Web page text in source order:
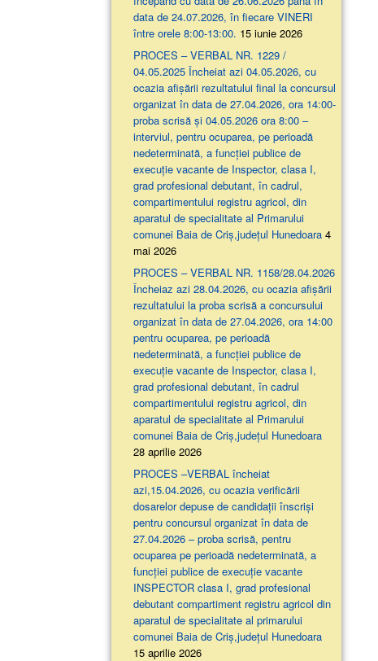
data de 24.07.2026, în fiecare VINERI
între orele 8:00-13:00. 15 iunie 2026
PROCES – VERBAL NR. 1229 /
04.05.2025 Încheiat azi 04.05.2026, cu
ocazia afişării rezultatului final la concursul
organizat în data de 27.04.2026, ora 14:00-
proba scrisă şi 04.05.2026 ora 8:00 –
interviul, pentru ocuparea, pe perioadă
nedeterminată, a funcției publice de
execuție vacante de Inspector, clasa I,
grad profesional debutant, în cadrul,
compartimentului registru agricol, din
aparatul de specialitate al Primarului
comunei Baia de Criș,județul Hunedoara 4
mai 2026
PROCES – VERBAL NR. 1158/28.04.2026
Încheiaz azi 28.04.2026, cu ocazia afişării
rezultatului la proba scrisă a concursului
organizat în data de 27.04.2026, ora 14:00
pentru ocuparea, pe perioadă
nedeterminată, a funcției publice de
execuție vacante de Inspector, clasa I,
grad profesional debutant, în cadrul
compartimentului registru agricol, din
aparatul de specialitate al Primarului
comunei Baia de Criș,județul Hunedoara
28 aprilie 2026
PROCES –VERBAL încheiat
azi,15.04.2026, cu ocazia verificării
dosarelor depuse de candidații înscriși
pentru concursul organizat în data de
27.04.2026 – proba scrisă, pentru
ocuparea pe perioadă nedeterminată, a
funcției publice de execuție vacante
INSPECTOR clasa I, grad profesional
debutant compartiment registru agricol din
aparatul de specialitate al primarului
comunei Baia de Criș,județul Hunedoara
15 aprilie 2026